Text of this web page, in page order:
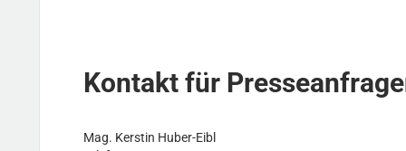
Kontakt für
Mag. Kerstin Huber-Eibl